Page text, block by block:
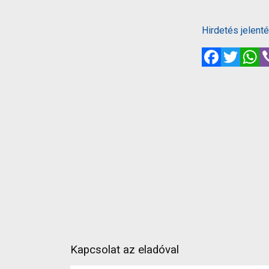
Hirdetés
FacebookTwitter
Kapcsolat az eladóval